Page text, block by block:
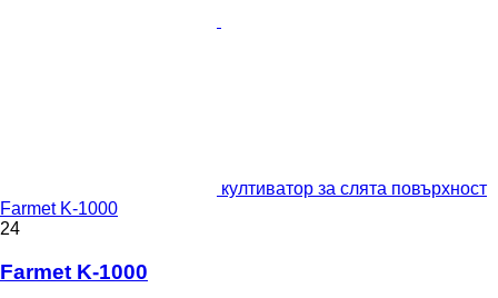
култиватор за слята повърхност
Farmet K-1000
24
Farmet K-1000